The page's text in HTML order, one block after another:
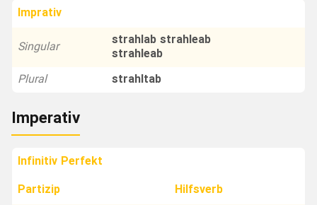
Imprativ
Singular
strahlab strahleab
strahleab
Plural
strahltab
Imperativ
Infinitiv Perfekt
Partizip
Hilfsverb